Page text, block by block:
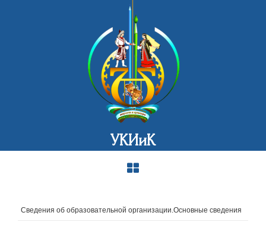
УКИиК
Сведения об образовательной организации.Основные сведения